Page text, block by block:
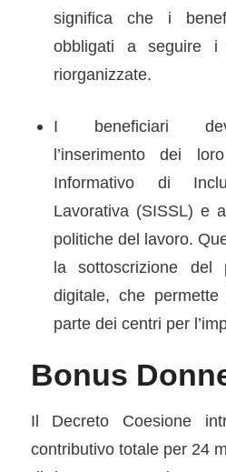
signiﬁca che i
obbligati a seguire i
riorganizzate.
I beneﬁciari
l’inserimento dei
Informativo di
Lavorativa (SISSL) e
politiche del lavoro.
la sottoscrizione del
digitale, che
parte dei centri per
Bonus
Il Decreto Coesione
contributivo totale per 24